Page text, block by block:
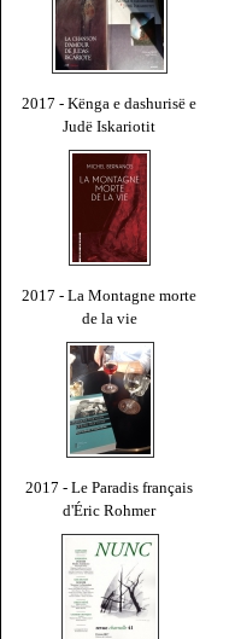
2017 - Kënga e dashurisë e
Judë Iskariotit
2017 - La Montagne morte
de la vie
2017 - Le Paradis français
d'Éric Rohmer